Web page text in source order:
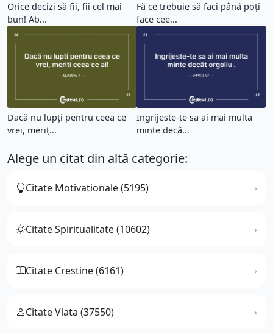
Orice decizi să fii, fii cel mai
bun! Ab...
Fă ce trebuie să faci până poți
face cee...
Dacă nu lupți pentru ceea ce
vrei, meriț...
Ingrijeste-te sa ai mai multa
minte decâ...
Alege un citat din altă categorie:
Citate Motivationale (5195)
Citate Spiritualitate (10602)
Citate Crestine (6161)
Citate Viata (37550)